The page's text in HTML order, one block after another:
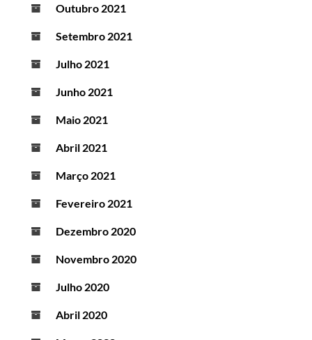
Outubro 2021
Setembro 2021
Julho 2021
Junho 2021
Maio 2021
Abril 2021
Março 2021
Fevereiro 2021
Dezembro 2020
Novembro 2020
Julho 2020
Abril 2020